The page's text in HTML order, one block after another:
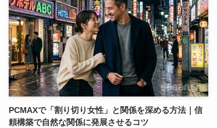
PCMAXで「割り切り女性」と関係を深める方法｜信
頼構築で自然な関係に発展させるコツ